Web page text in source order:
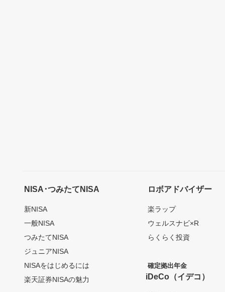
NISA･つみたてNISA
新NISA
一般NISA
つみたてNISA
ジュニアNISA
NISAをはじめるには
楽天証券NISAの魅力
ロボアドバイザー
楽ラップ
ウェルスナビ×R
らくらく投資
確定拠出年金
iDeCo（イデコ）